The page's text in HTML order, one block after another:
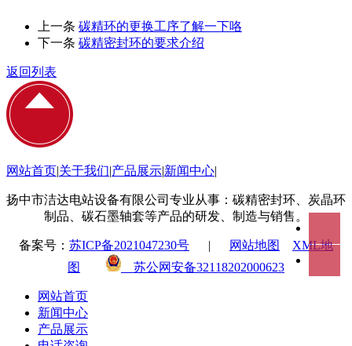
上一条 碳精环的更换工序了解一下咯
下一条 碳精密封环的要求介绍
返回列表
网站首页|关于我们|产品展示|新闻中心|
扬中市洁达电站设备有限公司专业从事：碳精密封环、炭晶环
制品、碳石墨轴套等产品的研发、制造与销售。
备案号： 苏ICP备2021047230号 | 网站地图
XML地
图
苏公网安备32118202000623
网站首页
新闻中心
产品展示